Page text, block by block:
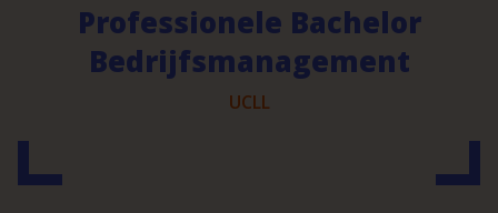
Professionele Bachelor
Bedrijfsmanagement
UCLL